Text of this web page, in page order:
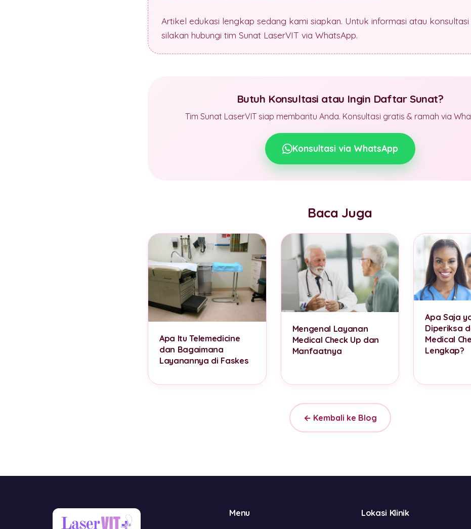
Artikel edukasi lengkap sedang kami siapkan. Untuk informasi atau konsultasi
silakan hubungi tim Sunat LaserVIT via WhatsApp.
Butuh Konsultasi atau Ingin Daftar Sunat?
Tim Sunat LaserVIT siap membantu Anda. Konsultasi gratis & ramah via
Konsultasi via WhatsApp
Baca Juga
Apa Itu Telemedicine
dan Bagaimana
Layanannya di Faskes
Mengenal Layanan
Medical Check Up dan
Manfaatnya
Apa Saja
Diperiksa
Medical
Lengkap?
← Kembali ke Blog
Menu Lokasi Klinik